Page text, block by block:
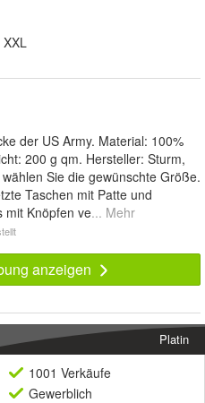
S, M, L, XL und XXL
der US Army. Material: 100%
200 g qm. Hersteller: Sturm,
Sie die gewünschte Größe.
Taschen mit Patte und
mit Knöpfen ve... Mehr
anzeigen
Platin
1001 Verkäufe
Gewerblich